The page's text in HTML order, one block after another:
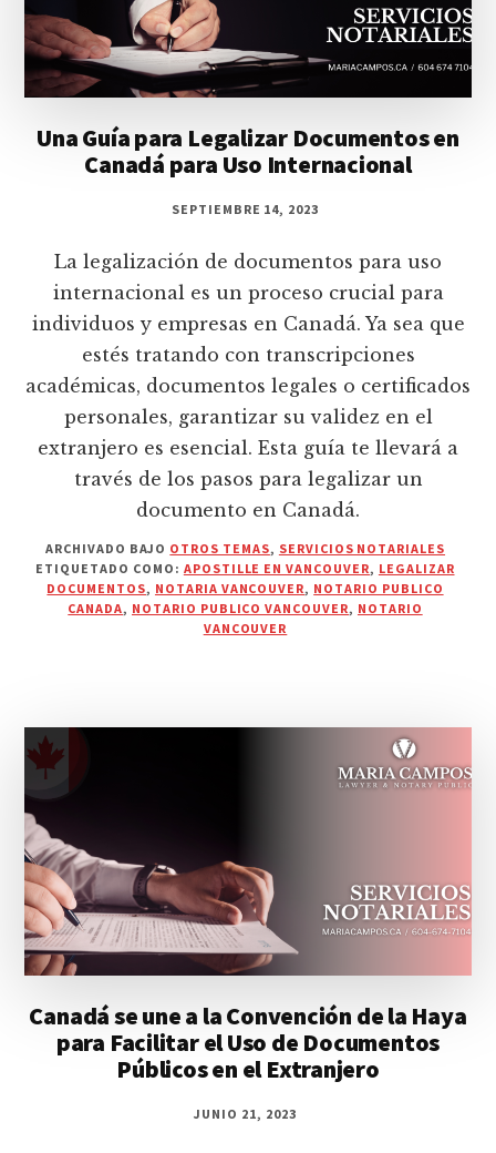
Una Guía para Legalizar Documentos en
Canadá para Uso Internacional
SEPTIEMBRE 14, 2023
La legalización de documentos para uso
internacional es un proceso crucial para
individuos y empresas en Canadá. Ya sea que
estés tratando con transcripciones
académicas, documentos legales o certificados
personales, garantizar su validez en el
extranjero es esencial. Esta guía te llevará a
través de los pasos para legalizar un
documento en Canadá.
ARCHIVADO BAJO OTROS TEMAS, SERVICIOS NOTARIALES
ETIQUETADO COMO: APOSTILLE EN VANCOUVER, LEGALIZAR
DOCUMENTOS, NOTARIA VANCOUVER, NOTARIO PUBLICO
CANADA, NOTARIO PUBLICO VANCOUVER, NOTARIO
VANCOUVER
Canadá se une a la Convención de la Haya
para Facilitar el Uso de Documentos
Públicos en el Extranjero
JUNIO 21, 2023